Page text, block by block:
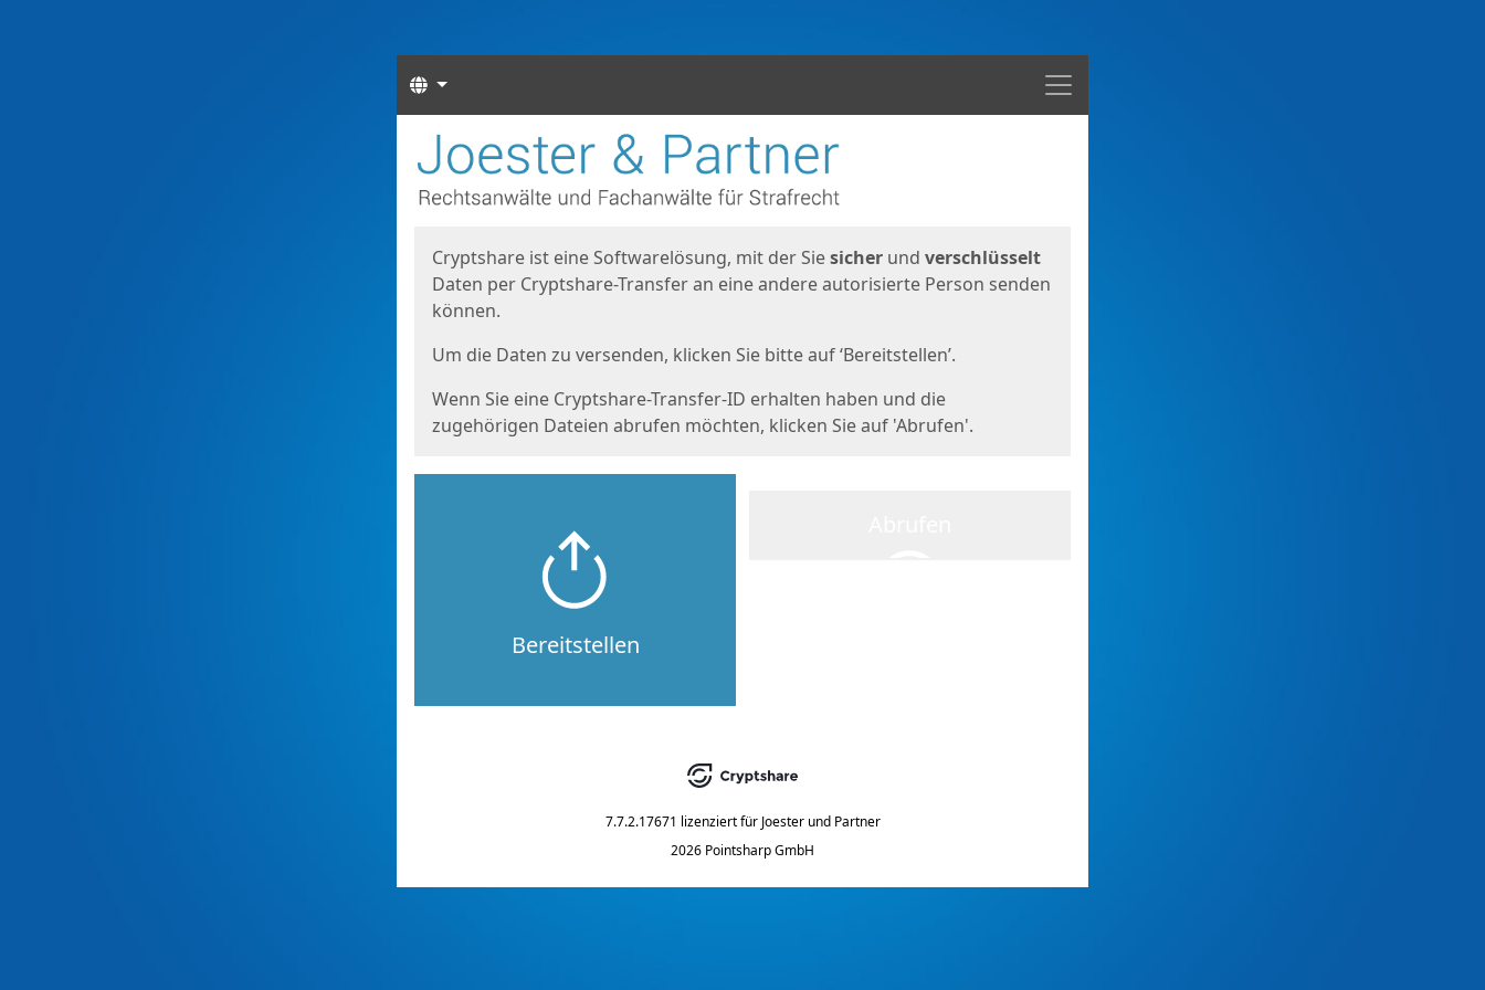
Menü
Sprachen
Start
Cryptshare ist eine Softwarelösung, mit der Siesicher und verschlüsselt
Daten per Cryptshare-Transfer an eine andere autorisierte Person senden
können.
Um die Daten zu versenden, klicken Sie bitte auf ‘Bereitstellen’.
Wenn Sie eine Cryptshare-Transfer-ID erhalten haben und die
zugehörigen Dateien abrufen möchten, klicken Sie auf 'Abrufen'.
Bereitstellen
7.7.2.17671 lizenziert für Joester und Partner
2026 Pointsharp GmbH